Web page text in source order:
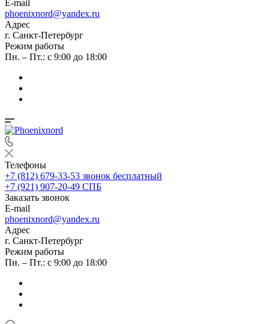
E-mail
phoenixnord@yandex.ru
Адрес
г. Санкт-Петербург
Режим работы
Пн. – Пт.: с 9:00 до 18:00
Телефоны
+7 (812) 679-33-53 звонок бесплатный
+7 (921) 907-20-49 СПБ
Заказать звонок
E-mail
phoenixnord@yandex.ru
Адрес
г. Санкт-Петербург
Режим работы
Пн. – Пт.: с 9:00 до 18:00